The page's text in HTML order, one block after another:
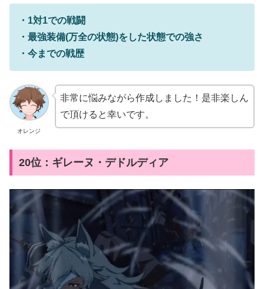
・1対1での戦闘
・最強装備(万全の状態)をした状態での強さ
・今までの戦歴
オレンジ
非常に悩みながら作成しました！是非楽しん
で頂けると幸いです。
20位：ギレーヌ・デドルディア